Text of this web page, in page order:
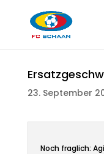
23. September
Noch fraglich: